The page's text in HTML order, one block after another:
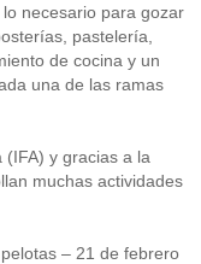
necesario para gozar
pastelería,
de cocina y un
una de las ramas
(IFA) y gracias a la
muchas actividades
– 21 de febrero